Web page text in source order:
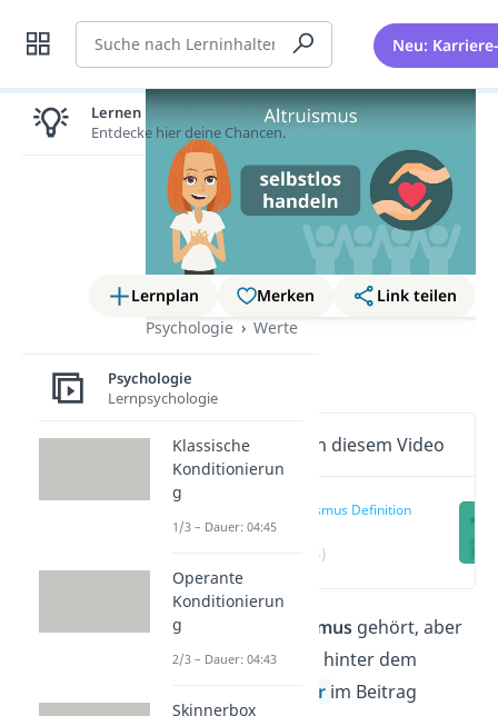
Suche Neu:
Lernplan Merken
Link teilen
Psychologie
Werte
Altruismus
Wichtige Inhalte in diesem Video
Altruismus Definition
(00:14)
Du hast vom Altruismusgehört, aber
weißt nicht, was sich hinter dem
Hier im Beitrag
Lernen lohnt sich!
Entdecke hier deine Chancen.
Psychologie
Lernpsychologie
Klassische
Konditionierun
g
1/3 – Dauer: 04:45
Operante
Konditionierun
g
2/3 – Dauer: 04:43
Skinnerbox